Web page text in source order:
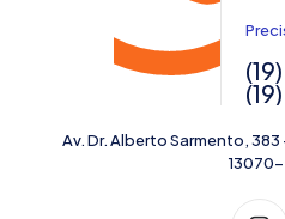
Av. Dr. Alberto Sarmento,
13070-